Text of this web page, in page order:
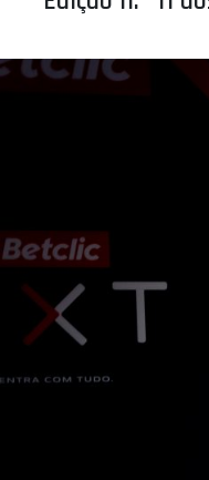
SELEÇÕES
ÁREA